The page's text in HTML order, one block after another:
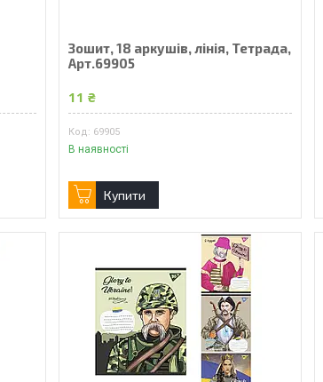
Зошит, 18 аркушів, лінія, Тетрада,
Арт.69905
11 ₴
69905
В наявності
Купити